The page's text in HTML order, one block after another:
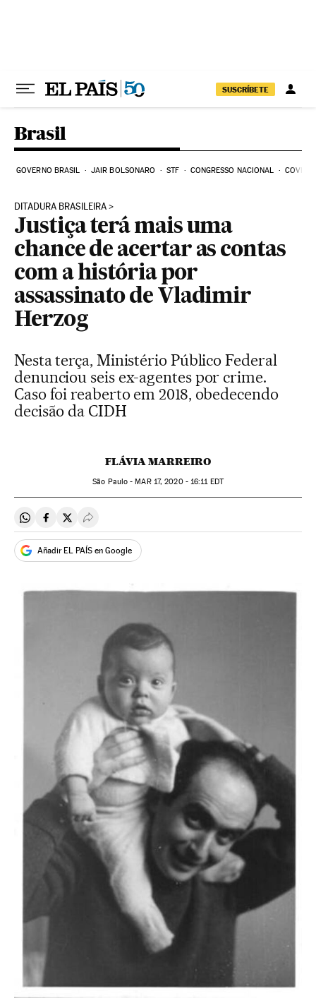
SUSCRÍBETE
Brasil
GOVERNO BRASIL JAIR BOLSONARO STF CONGRESSO NACIONAL COVID-
DITADURA BRASILEIRA
Justiça terá mais uma
chance de acertar as contas
com a história por
assassinato de Vladimir
Herzog
Nesta terça, Ministério Público Federal
denunciou seis ex-agentes por crime.
Caso foi reaberto em 2018, obedecendo
decisão da CIDH
FLÁVIA MARREIRO
São Paulo -MAR17, 2020 - 16:11EDT
Compartir en Whatsapp
Compartir en Facebook
Compartir en Twitter
Desplegar Redes Sociales
Añadir EL PAÍS en Google